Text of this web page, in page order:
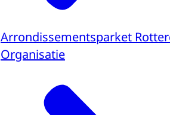
Arrondissementsparket
Organisatie